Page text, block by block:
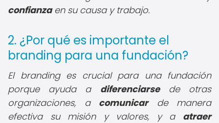
confianzaen su causa y trabajo.
2. ¿Por qué es importante el
branding para una fundación?
El branding es crucial para una fundación
porque ayuda a diferenciarsede otras
organizaciones, a comunicarde manera
efectiva su misión y valores, y a atraer